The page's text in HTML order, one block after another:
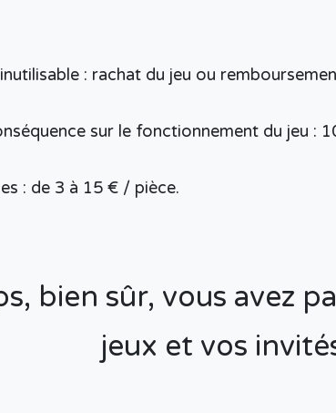
: rachat du jeu ou
sur le fonctionnement du jeu :
: de 3 à 15 € / pièce.
bien sûr, vous avez
jeux et vos